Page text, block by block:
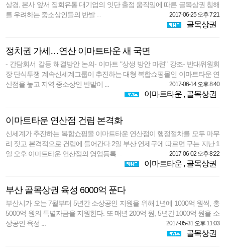
상경, 본사 앞서 집회유통 대기업의 잇단 출점 움직임에 따른 골목상권 침해
를 우려하는 중소상인들의 반발 ...
2017-06-25 오후 7:21
골목상권
정치권 가세…연산 이마트타운 새 국면
- 간담회서 갈등 해결방안 논의- 이마트 "상생 방안 마련" 강조- 반대위원회
장 단식투쟁 계속신세계그룹이 추진하는 대형 복합쇼핑몰인 이마트타운 연
산점을 놓고 지역 중소상인 반발이 ...
2017-06-14 오후 8:40
이마트타운, 골목상권
이마트타운 연산점 건립 본격화
신세계가 추진하는 복합쇼핑몰 이마트타운 연산점이 행정절차를 모두 마무
리 짓고 본격적으로 건립에 들어간다.2일 부산 연제구에 따르면 구는 지난 1
일 오후 이마트타운 연산점의 영업등록 ...
2017-06-02 오후 8:22
이마트타운, 골목상권
부산 골목상권 육성 6000억 푼다
부산시가 오는 7월부터 5년간 소상공인 지원을 위해 1년에 1000억 원씩, 총
5000억 원의 특별자금을 지원한다. 또 매년 200억 원, 5년간 1000억 원을 소
상공인 육성 ...
2017-05-31 오후 11:03
골목상권